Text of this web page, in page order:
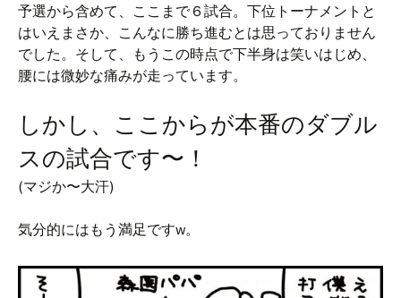
予選から含めて、ここまで６試合。下位トーナメントと
はいえまさか、こんなに勝ち進むとは思っておりません
でした。そして、もうこの時点で下半身は笑いはじめ、
腰には微妙な痛みが走っています。
しかし、ここからが本番のダブル
スの試合です〜！
(マジか〜大汗)
気分的にはもう満足ですw。